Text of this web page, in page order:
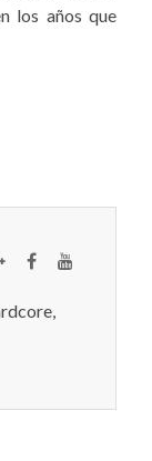
los años que